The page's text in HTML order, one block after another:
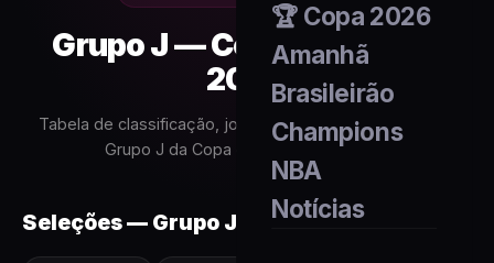
🏆 Copa 2026
Amanhã
Brasileirão
Champions
NBA
Notícias
Grupo J— Copa do Mundo
2026
Tabela de classificação, jogos, placares e artilheiros do
Grupo J da Copa do Mundo FIFA 2026.
Seleções — Grupo J